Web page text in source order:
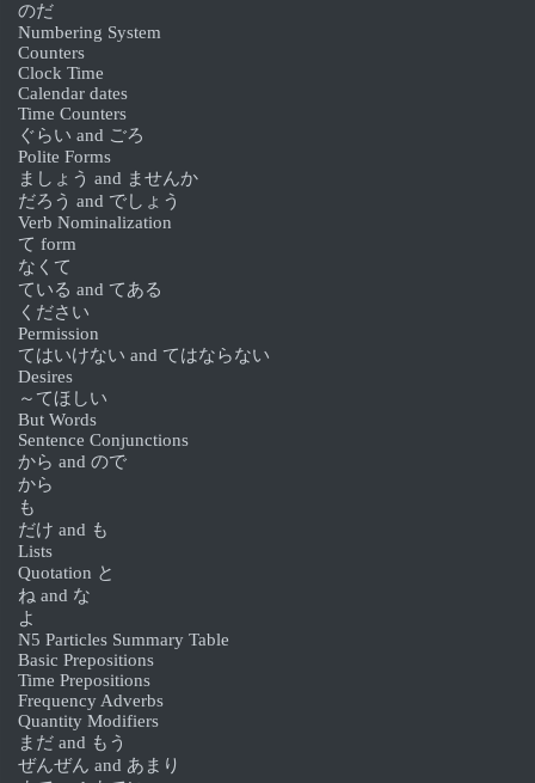
のだ
Numbering System
Counters
Clock Time
Calendar dates
Time Counters
ぐらい and ごろ
Polite Forms
ましょう and ませんか
だろう and でしょう
Verb Nominalization
て form
なくて
ている and てある
ください
Permission
てはいけない and てはならない
Desires
～てほしい
But Words
Sentence Conjunctions
から and ので
から
も
だけ and も
Lists
Quotation と
ね and な
よ
N5 Particles Summary Table
Basic Prepositions
Time Prepositions
Frequency Adverbs
Quantity Modifiers
まだ and もう
ぜんぜん and あまり